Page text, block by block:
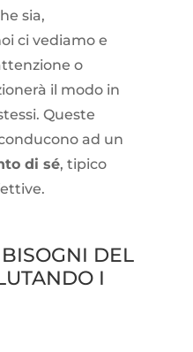
sia,
ci vediamo e
o
il modo in
Queste
ad un
di sé, tipico
DEL
I